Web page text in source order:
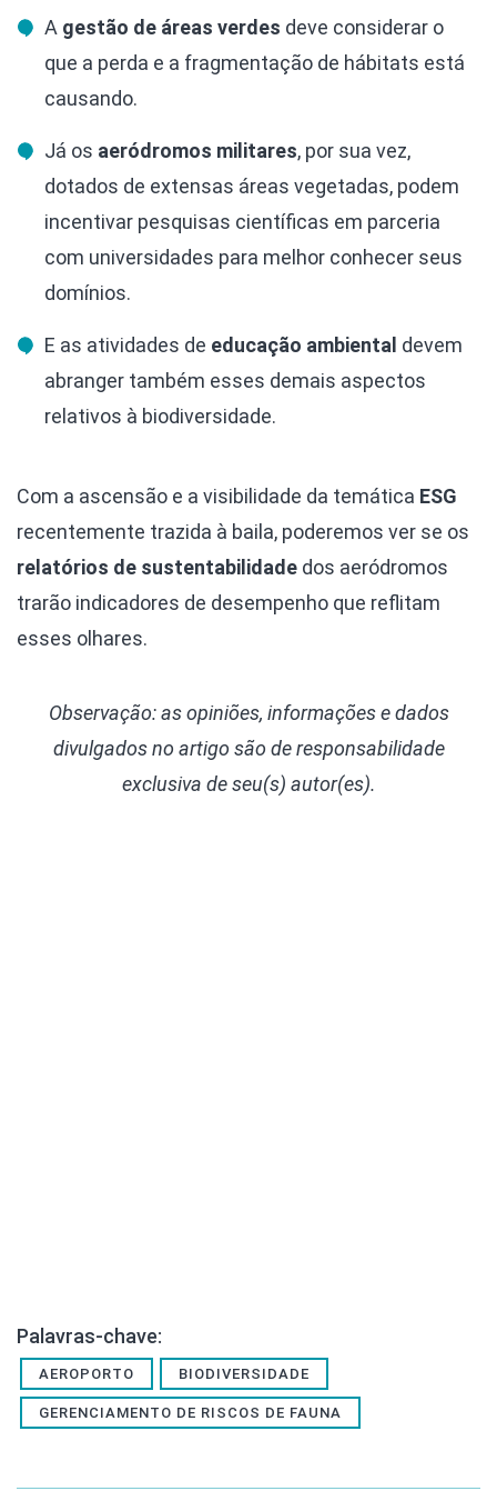
A gestão de áreas verdes deve considerar o
que a perda e a fragmentação de hábitats está
causando.
Já os aeródromos militares, por sua vez,
dotados de extensas áreas vegetadas, podem
incentivar pesquisas científicas em parceria
com universidades para melhor conhecer seus
domínios.
E as atividades de educação ambiental devem
abranger também esses demais aspectos
relativos à biodiversidade.
Com a ascensão e a visibilidade da temática ESG
recentemente trazida à baila, poderemos ver se os
relatórios de sustentabilidade dos aeródromos
trarão indicadores de desempenho que reflitam
esses olhares.
Observação: as opiniões, informações e dados
divulgados no artigo são de responsabilidade
exclusiva de seu(s) autor(es).
Palavras-chave:
AEROPORTO BIODIVERSIDADE
GERENCIAMENTO DE RISCOS DE FAUNA